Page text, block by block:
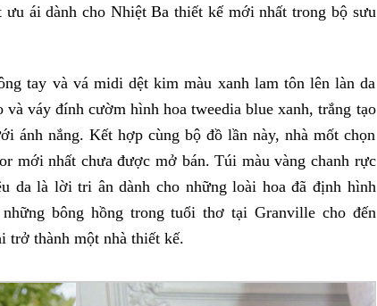
ái dành cho Nhiệt Ba thiết kế mới nhất trong bộ sưu
tay và vá midi dệt kim màu xanh lam tôn lên làn da
và váy đính cườm hình hoa tweedia blue xanh, trắng tạo
ánh nắng. Kết hợp cùng bộ đồ lần này, nhà mốt chọn
mới nhất chưa được mở bán. Túi màu vàng chanh rực
da là lời tri ân dành cho những loài hoa đã định hình
bông hồng trong tuổi thơ tại Granville cho đến
trở thành một nhà thiết kế.